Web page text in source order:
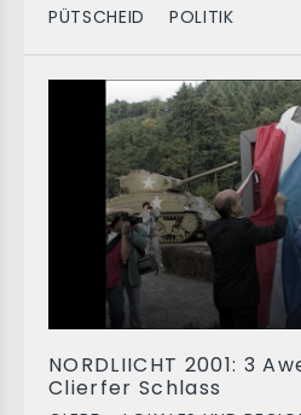
PÜTSCHEID POLITIK
NORDLIICHT 2001: 3
Clierfer Schlass